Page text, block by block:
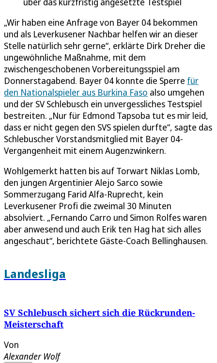
„Wir haben eine Anfrage von Bayer 04 bekommen
und als Leverkusener Nachbar helfen wir an dieser
Stelle natürlich sehr gerne“, erklärte Dirk Dreher die
ungewöhnliche Maßnahme, mit dem
zwischengeschobenen Vorbereitungsspiel am
Donnerstagabend. Bayer 04 konnte die Sperre für
den Nationalspieler aus Burkina Faso also umgehen
und der SV Schlebusch ein unvergessliches Testspiel
bestreiten. „Nur für Edmond Tapsoba tut es mir leid,
dass er nicht gegen den SVS spielen durfte“, sagte das
Schlebuscher Vorstandsmitglied mit Bayer 04-
Vergangenheit mit einem Augenzwinkern.
Wohlgemerkt hatten bis auf Torwart Niklas Lomb,
den jungen Argentinier Alejo Sarco sowie
Sommerzugang Farid Alfa-Ruprecht, kein
Leverkusener Profi die zweimal 30 Minuten
absolviert. „Fernando Carro und Simon Rolfes waren
aber anwesend und auch Erik ten Hag hat sich alles
angeschaut“, berichtete Gäste-Coach Bellinghausen.
Landesliga
SV Schlebusch sichert sich die Rückrunden-
Meisterschaft
Von
Alexander Wolf